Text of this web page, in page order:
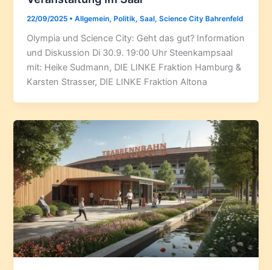
22/09/2025 •Allgemein,Politik,Saal,Science City Bahrenfeld
Olympia und Science City: Geht das gut? Information
und Diskussion Di 30.9. 19:00 Uhr Steenkampsaal
mit: Heike Sudmann, DIE LINKE Fraktion Hamburg &
Karsten Strasser, DIE LINKE Fraktion Altona